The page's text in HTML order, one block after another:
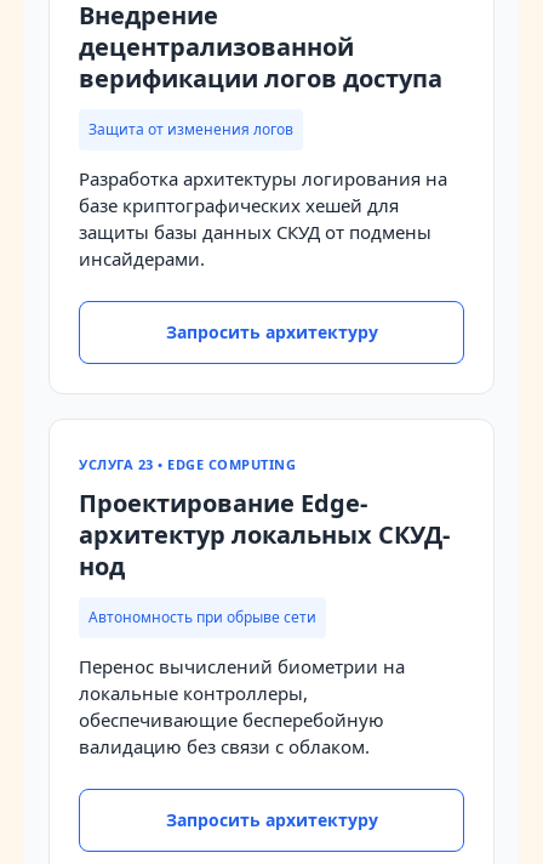
Внедрение
децентрализованной
верификации логов доступа
Защита от изменения логов
Разработка архитектуры логирования на
базе криптографических хешей для
защиты базы данных СКУД от подмены
инсайдерами.
Запросить архитектуру
УСЛУГА 23 • EDGE COMPUTING
Проектирование Edge-
архитектур локальных СКУД-
нод
Автономность при обрыве сети
Перенос вычислений биометрии на
локальные контроллеры,
обеспечивающие бесперебойную
валидацию без связи с облаком.
Запросить архитектуру